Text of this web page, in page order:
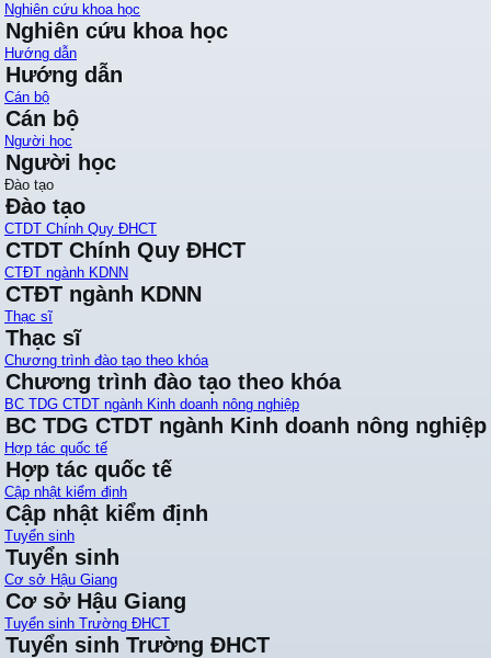
Nghiên cứu khoa học
Nghiên cứu khoa học
Hướng dẫn
Hướng dẫn
Cán bộ
Cán bộ
Người học
Người học
Đào tạo
Đào tạo
CTDT Chính Quy ĐHCT
CTDT Chính Quy ĐHCT
CTĐT ngành KDNN
CTĐT ngành KDNN
Thạc sĩ
Thạc sĩ
Chương trình đào tạo theo khóa
Chương trình đào tạo theo khóa
BC TDG CTDT ngành Kinh doanh nông nghiệp
BC TDG CTDT ngành Kinh doanh nông nghiệp
Hợp tác quốc tế
Hợp tác quốc tế
Cập nhật kiểm định
Cập nhật kiểm định
Tuyển sinh
Tuyển sinh
Cơ sở Hậu Giang
Cơ sở Hậu Giang
Tuyển sinh Trường ĐHCT
Tuyển sinh Trường ĐHCT